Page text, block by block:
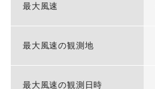
最大風速
最大風速の観測地
最大風速の観測日時